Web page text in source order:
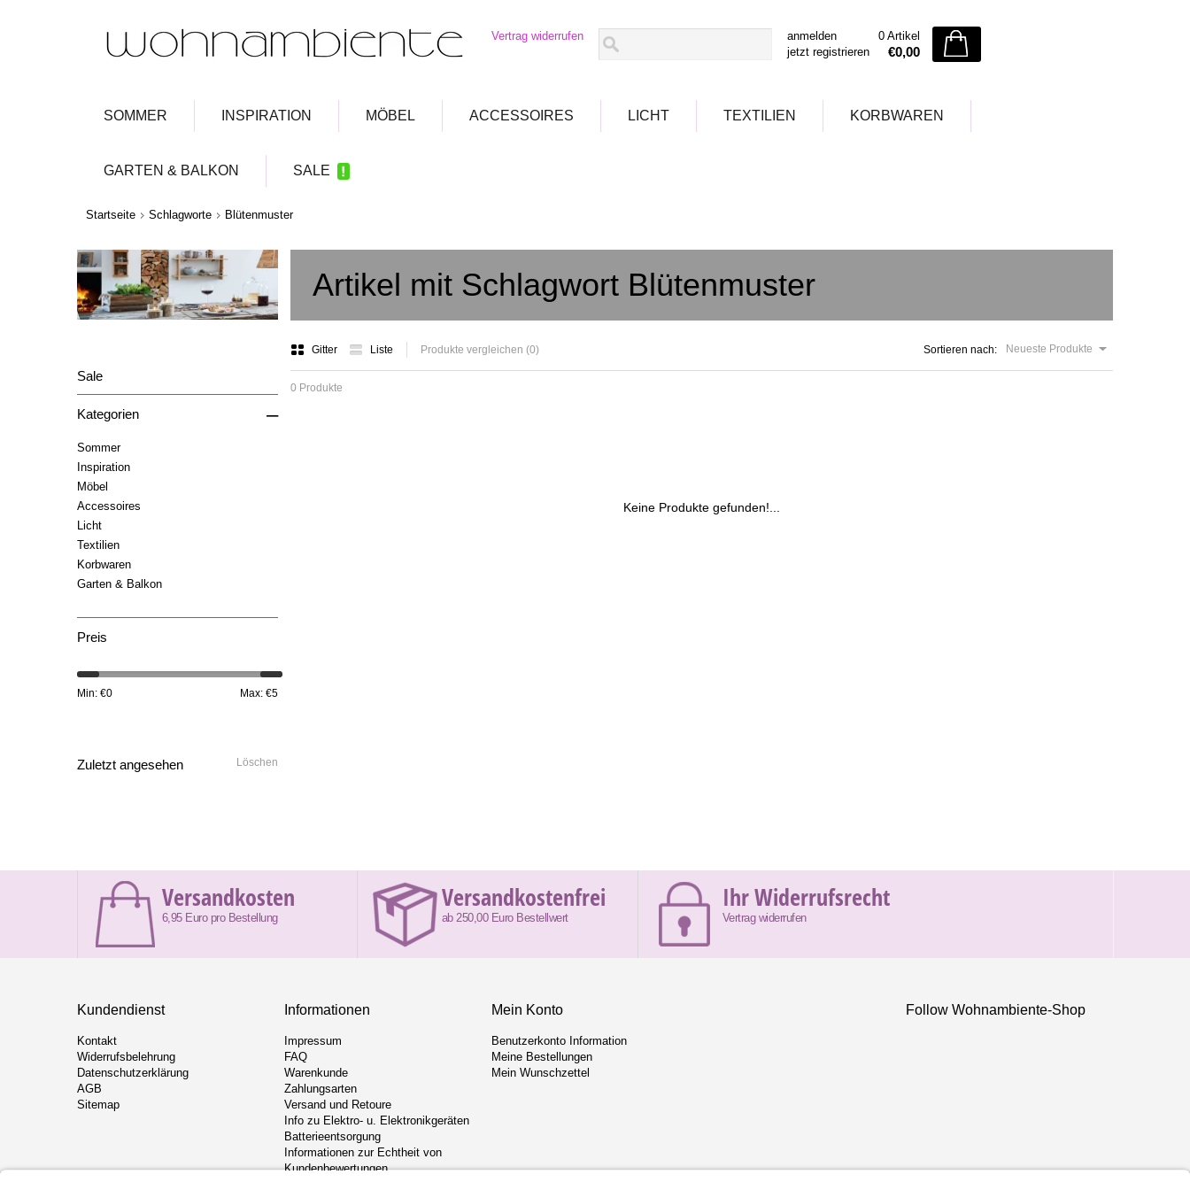
Vertrag widerrufen
anmelden
jetzt registrieren
0 Artikel
€0,00
SOMMER INSPIRATION MÖBEL ACCESSOIRES LICHT TEXTILIEN KORBWAREN
GARTEN & BALKON SALE
Startseite Schlagworte Blütenmuster
Artikel mit Schlagwort Blütenmuster
Gitter Liste Produkte vergleichen (0) Sortieren nach: Neueste Produkte
0 Produkte
Keine Produkte gefunden!...
Sale
Kategorien –
Sommer
Inspiration
Möbel
Accessoires
Licht
Textilien
Korbwaren
Garten & Balkon
Preis
Min: €0 Max: €5
Zuletzt angesehen Löschen
Versandkosten
6,95 Euro pro Bestellung
Versandkostenfrei
ab 250,00 Euro Bestellwert
Ihr Widerrufsrecht
Vertrag widerrufen
Kundendienst
Kontakt
Widerrufsbelehrung
Datenschutzerklärung
AGB
Sitemap
Informationen
Impressum
FAQ
Warenkunde
Zahlungsarten
Versand und Retoure
Info zu Elektro- u. Elektronikgeräten
Batterieentsorgung
Informationen zur Echtheit von
Kundenbewertungen
Mein Konto
Benutzerkonto Information
Meine Bestellungen
Mein Wunschzettel
Follow Wohnambiente-Shop